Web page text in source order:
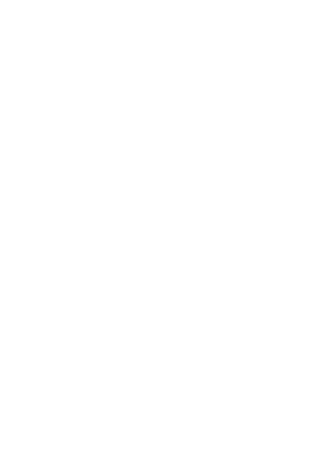
najdete spoustu možností trávení